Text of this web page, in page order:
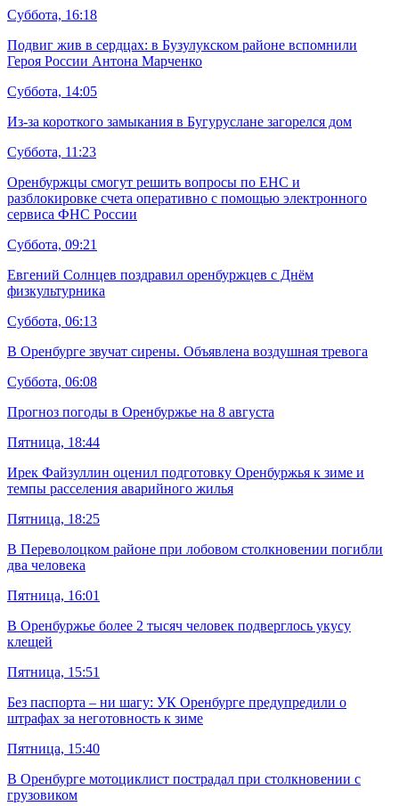
Суббота, 16:18
Подвиг жив в сердцах: в Бузулукском районе вспомнили
Героя России Антона Марченко
Суббота, 14:05
Из-за короткого замыкания в Бугуруслане загорелся дом
Суббота, 11:23
Оренбуржцы смогут решить вопросы по ЕНС и
разблокировке счета оперативно с помощью электронного
сервиса ФНС России
Суббота, 09:21
Евгений Солнцев поздравил оренбуржцев с Днём
физкультурника
Суббота, 06:13
В Оренбурге звучат сирены. Объявлена воздушная тревога
Суббота, 06:08
Прогноз погоды в Оренбуржье на 8 августа
Пятница, 18:44
Ирек Файзуллин оценил подготовку Оренбуржья к зиме и
темпы расселения аварийного жилья
Пятница, 18:25
В Переволоцком районе при лобовом столкновении погибли
два человека
Пятница, 16:01
В Оренбуржье более 2 тысяч человек подверглось укусу
клещей
Пятница, 15:51
Без паспорта – ни шагу: УК Оренбурге предупредили о
штрафах за неготовность к зиме
Пятница, 15:40
В Оренбурге мотоциклист пострадал при столкновении с
грузовиком